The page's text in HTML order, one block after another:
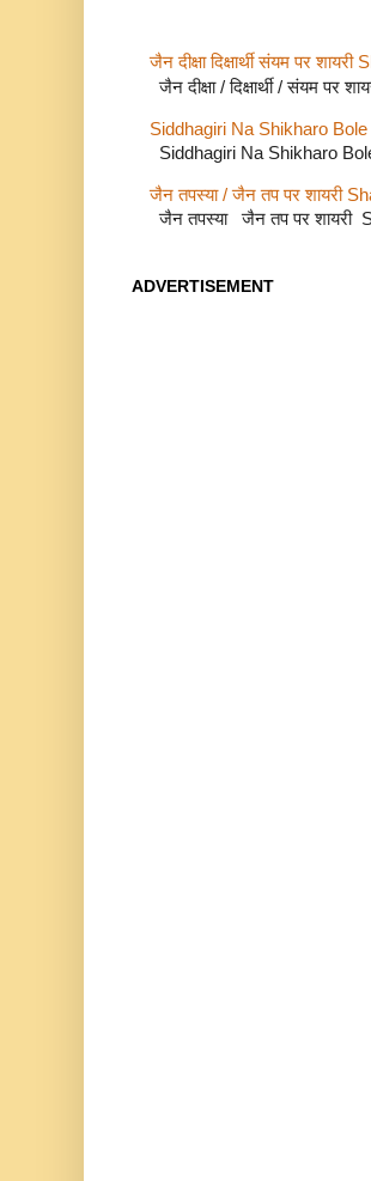
जैन दीक्षा दिक्षार्थी संयम पर
जैन दीक्षा / दिक्षार्थी / संयम
Siddhagiri Na Shikharo
Siddhagiri Na Shikharo
जैन तपस्या / जैन तप पर शायरी
जैन तपस्या जैन तप पर शायरी
ADVERTISEMENT